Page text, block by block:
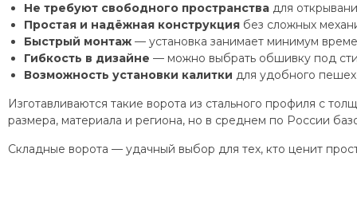
Не требуют свободного пространства для
Простая и надёжная конструкция без сложных
Быстрый монтаж — установка занимает минимум
Гибкость в дизайне — можно выбрать обшивку под
Возможность установки калитки для удобного
Изготавливаются такие ворота из стального профиля с
размера, материала и региона, но в среднем по России
Складные ворота — удачный выбор для тех, кто ценит